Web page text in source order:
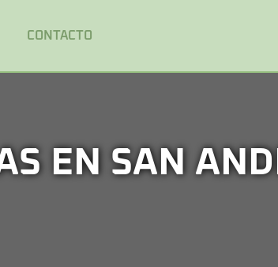
CONTACTO
EN SAN